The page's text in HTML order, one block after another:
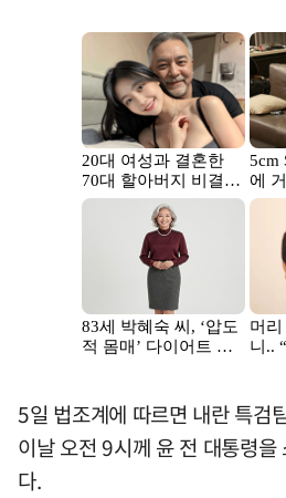
5일 법조계에 따르면 내란 특검
이날 오전 9시께 윤 전 대통령을
다.